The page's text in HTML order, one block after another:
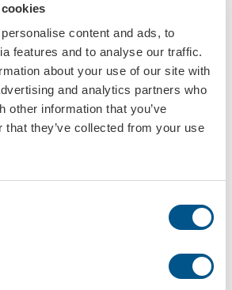
content and ads, to
features and to analyse our traffic.
about your use of our site with
and analytics partners who
other information that you’ve
that they’ve collected from your use
Avtäckningstäcke stor
Art.nr: 302950 - 302953